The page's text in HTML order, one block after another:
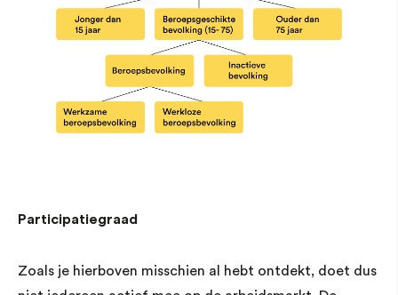
Participatiegraad
Zoals je hierboven misschien al hebt ontdekt, doet dus